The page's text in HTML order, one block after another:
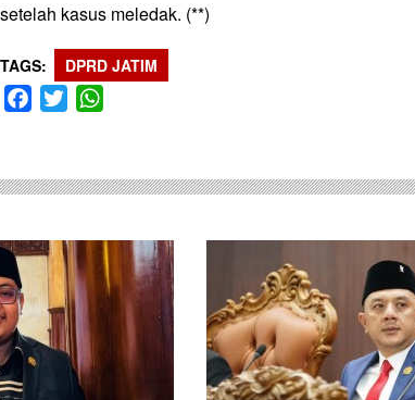
setelah kasus meledak. (**)
TAGS DPRD JATIM
Facebook
Twitter